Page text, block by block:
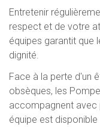
Entretenir
respect et de votre
équipes garantit que
dignité.
Face à la perte d'un
obsèques, les
accompagnent avec
équipe est